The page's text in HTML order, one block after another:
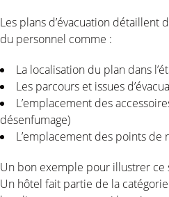
Les plans d’évacuation
du personnel comme :
La localisation du plan dans
Les parcours et issues
L’emplacement des
désenfumage)
L’emplacement des points de
Un bon exemple pour illustrer ce
Un hôtel fait partie de la